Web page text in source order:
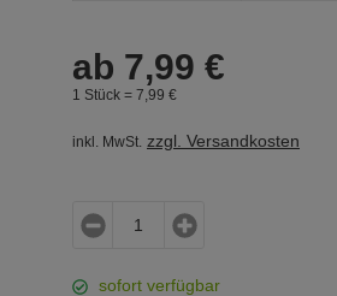
ab 7,99 €
1 Stück = 7, 99 €
inkl. MwSt. zzgl. Versandkosten
sofort verfügbar